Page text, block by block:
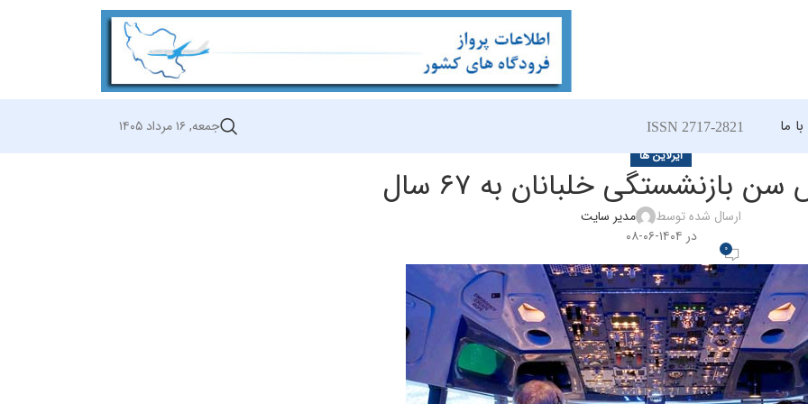
ما ISSN 2717-2821 جمعه, ۱۶ مرداد ۱۴۰۵
ایرلاین ها
بازنشستگی خلبانان به ۶۷ سال
ارسال شده توسط
مدیر سایت
در ۱۴۰۴-۰۶-۰۸
0